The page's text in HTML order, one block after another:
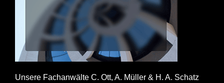
Unsere Fachanwälte C. Ott, A. Müller & H. A. Schatz